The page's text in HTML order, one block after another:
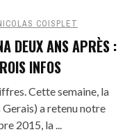
COISPLET
DEUX ANS APRÈS :
INFOS
Cette semaine, la
a retenu notre
2015, la ...